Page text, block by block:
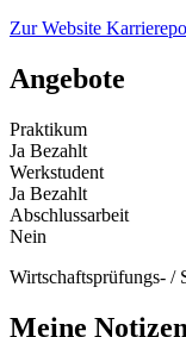
Zur Website
Angebote
Praktikum
Ja Bezahlt
Werkstudent
Ja Bezahlt
Abschlussarbeit
Nein
Wirtschaftsprüfungs- /
Meine Notizen